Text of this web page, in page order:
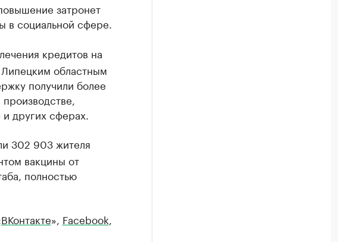
затронет
в социальной сфере.
кредитов на
Липецким областным
получили более
других сферах.
302 903 жителя
вакцины от
полностью
ВКонтакте», Facebook